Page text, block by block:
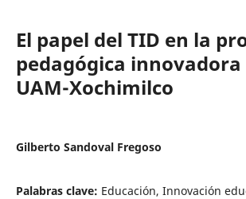
El papel del TID en la
pedagógica innovadora
UAM-Xochimilco
Gilberto Sandoval Fregoso
Palabras clave: Educación, Innovación